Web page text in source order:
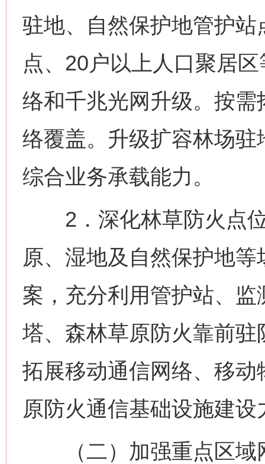
驻地、自然保护地管护
点、20户以上人口聚居
络和千兆光网升级。按
络覆盖。升级扩容林场
综合业务承载能力。
2．深化林草防火点位
原、湿地及自然保护地
案，充分利用管护站、
塔、森林草原防火靠前
拓展移动通信网络、移
原防火通信基础设施建设
（二）加强重点区域